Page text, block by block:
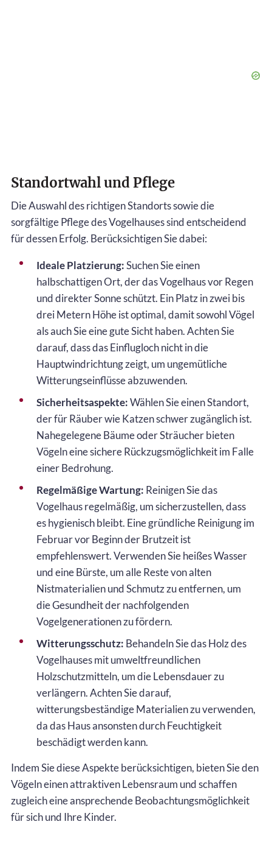
Standortwahl und Pflege
Die Auswahl des richtigen Standorts sowie die
sorgfältige Pflege des Vogelhauses sind entscheidend
für dessen Erfolg. Berücksichtigen Sie dabei:
Ideale Platzierung:Suchen Sie einen
halbschattigen Ort, der das Vogelhaus vor Regen
und direkter Sonne schützt. Ein Platz in zwei bis
drei Metern Höhe ist optimal, damit sowohl Vögel
als auch Sie eine gute Sicht haben. Achten Sie
darauf, dass das Einflugloch nicht in die
Hauptwindrichtung zeigt, um ungemütliche
Witterungseinflüsse abzuwenden.
Sicherheitsaspekte:Wählen Sie einen Standort,
der für Räuber wie Katzen schwer zugänglich ist.
Nahegelegene Bäume oder Sträucher bieten
Vögeln eine sichere Rückzugsmöglichkeit im Falle
einer Bedrohung.
Regelmäßige Wartung: Reinigen Sie das
Vogelhaus regelmäßig, um sicherzustellen, dass
es hygienisch bleibt. Eine gründliche Reinigung im
Februar vor Beginn der Brutzeit ist
empfehlenswert. Verwenden Sie heißes Wasser
und eine Bürste, um alle Reste von alten
Nistmaterialien und Schmutz zu entfernen, um
die Gesundheit der nachfolgenden
Vogelgenerationen zu fördern.
Witterungsschutz: Behandeln Sie das Holz des
Vogelhauses mit umweltfreundlichen
Holzschutzmitteln, um die Lebensdauer zu
verlängern. Achten Sie darauf,
witterungsbeständige Materialien zu verwenden,
da das Haus ansonsten durch Feuchtigkeit
beschädigt werden kann.
Indem Sie diese Aspekte berücksichtigen, bieten Sie den
Vögeln einen attraktiven Lebensraum und schaffen
zugleich eine ansprechende Beobachtungsmöglichkeit
für sich und Ihre Kinder.